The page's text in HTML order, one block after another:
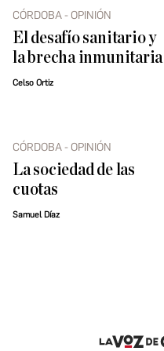
CÓRDOBA - OPINIÓN
El desafío sanitario y
la brecha inmunitaria
Celso Ortiz
CÓRDOBA - OPINIÓN
La sociedad de las
cuotas
Samuel Díaz